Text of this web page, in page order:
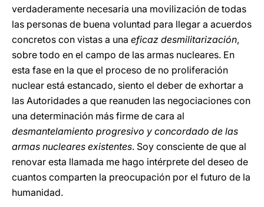
verdaderamente necesaria una movilización de todas
las personas de buena voluntad para llegar a acuerdos
concretos con vistas a una eficaz desmilitarización,
sobre todo en el campo de las armas nucleares. En
esta fase en la que el proceso de no proliferación
nuclear está estancado, siento el deber de exhortar a
las Autoridades a que reanuden las negociaciones con
una determinación más firme de cara al
desmantelamiento progresivo y concordado de las
armas nucleares existentes. Soy consciente de que al
renovar esta llamada me hago intérprete del deseo de
cuantos comparten la preocupación por el futuro de la
humanidad.